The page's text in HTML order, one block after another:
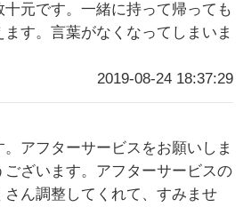
元です。一緒に持って帰っても
す。言葉がなくなってしまいま
2019-08-24 18:37:29
アフターサービスをお願いしま
ざいます。アフターサービスの
ん調整してくれて、すみませ